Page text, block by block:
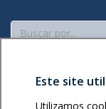
Buscar
Este site
Utilizamos